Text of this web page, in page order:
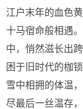
江户末年的血色
十马宿命般相遇
中，悄然滋长出
困于旧时代的枷
雪中相拥的体温
尽最后一丝温存